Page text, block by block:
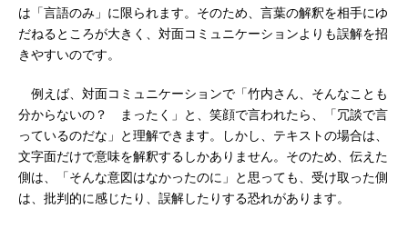
は「言語のみ」に限られます。そのため、言葉の解釈を相手にゆ
だねるところが大きく、対面コミュニケーションよりも誤解を招
きやすいのです。
例えば、対面コミュニケーションで「竹内さん、そんなことも
分からないの？ まったく」と、笑顔で言われたら、「冗談で言
っているのだな」と理解できます。しかし、テキストの場合は、
文字面だけで意味を解釈するしかありません。そのため、伝えた
側は、「そんな意図はなかったのに」と思っても、受け取った側
は、批判的に感じたり、誤解したりする恐れがあります。